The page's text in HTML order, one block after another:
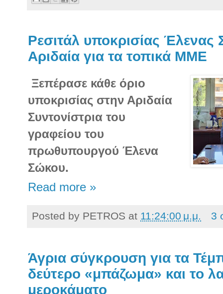
Ρεσιτάλ υποκρισίας
Αριδαία για τα τοπικά ΜΜΕ
Ξεπέρασε κάθε όριο
υποκρισίας στην Αριδαία
Συντονίστρια του
γραφείου του
πρωθυπουργού Έλενα
Σώκου.
Read more »
Posted by PETROS at 11:24:00 μ.μ. 3
Άγρια σύγκρουση για τα
δεύτερο «μπάζωμα» και το
μεροκάματο